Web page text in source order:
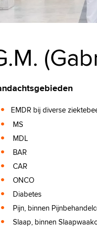
EMDR bij diverse
MS
MDL
BAR
CAR
ONCO
Diabetes
Pijn, binnen
Slaap, binnen